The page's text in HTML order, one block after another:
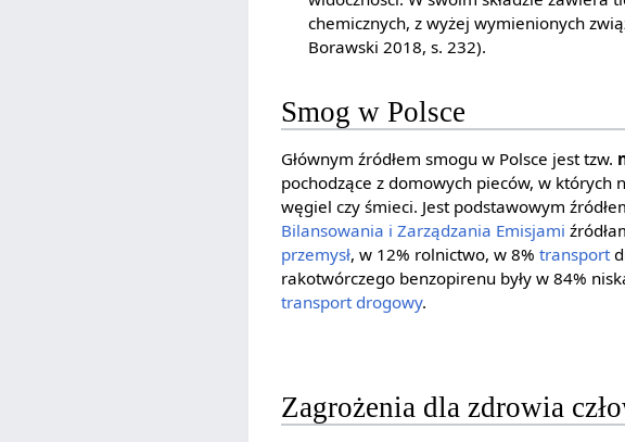
chemicznych, z wyżej wymienionych
Borawski 2018, s. 232).
Smog w Polsce
Głównym źródłem smogu w Polsce jest tzw.
pochodzące z domowych pieców, w
węgiel czy śmieci. Jest podstawowym
Bilansowania i Zarządzania Emisjami
przemysł, w 12% rolnictwo, w 8%transport
rakotwórczego benzopirenu były w 84%
transport drogowy.
Zagrożenia dla zdrowia